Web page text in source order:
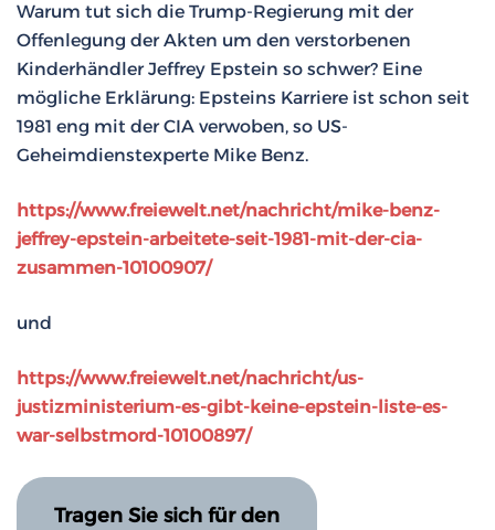
Warum tut sich die Trump-Regierung mit der
Offenlegung der Akten um den verstorbenen
Kinderhändler Jeffrey Epstein so schwer? Eine
mögliche Erklärung: Epsteins Karriere ist schon seit
1981 eng mit der CIA verwoben, so US-
Geheimdienstexperte Mike Benz.
https://www.freiewelt.net/nachricht/mike-benz-
jeffrey-epstein-arbeitete-seit-1981-mit-der-cia-
zusammen-10100907/
und
https://www.freiewelt.net/nachricht/us-
justizministerium-es-gibt-keine-epstein-liste-es-
war-selbstmord-10100897/
Tragen Sie sich für den